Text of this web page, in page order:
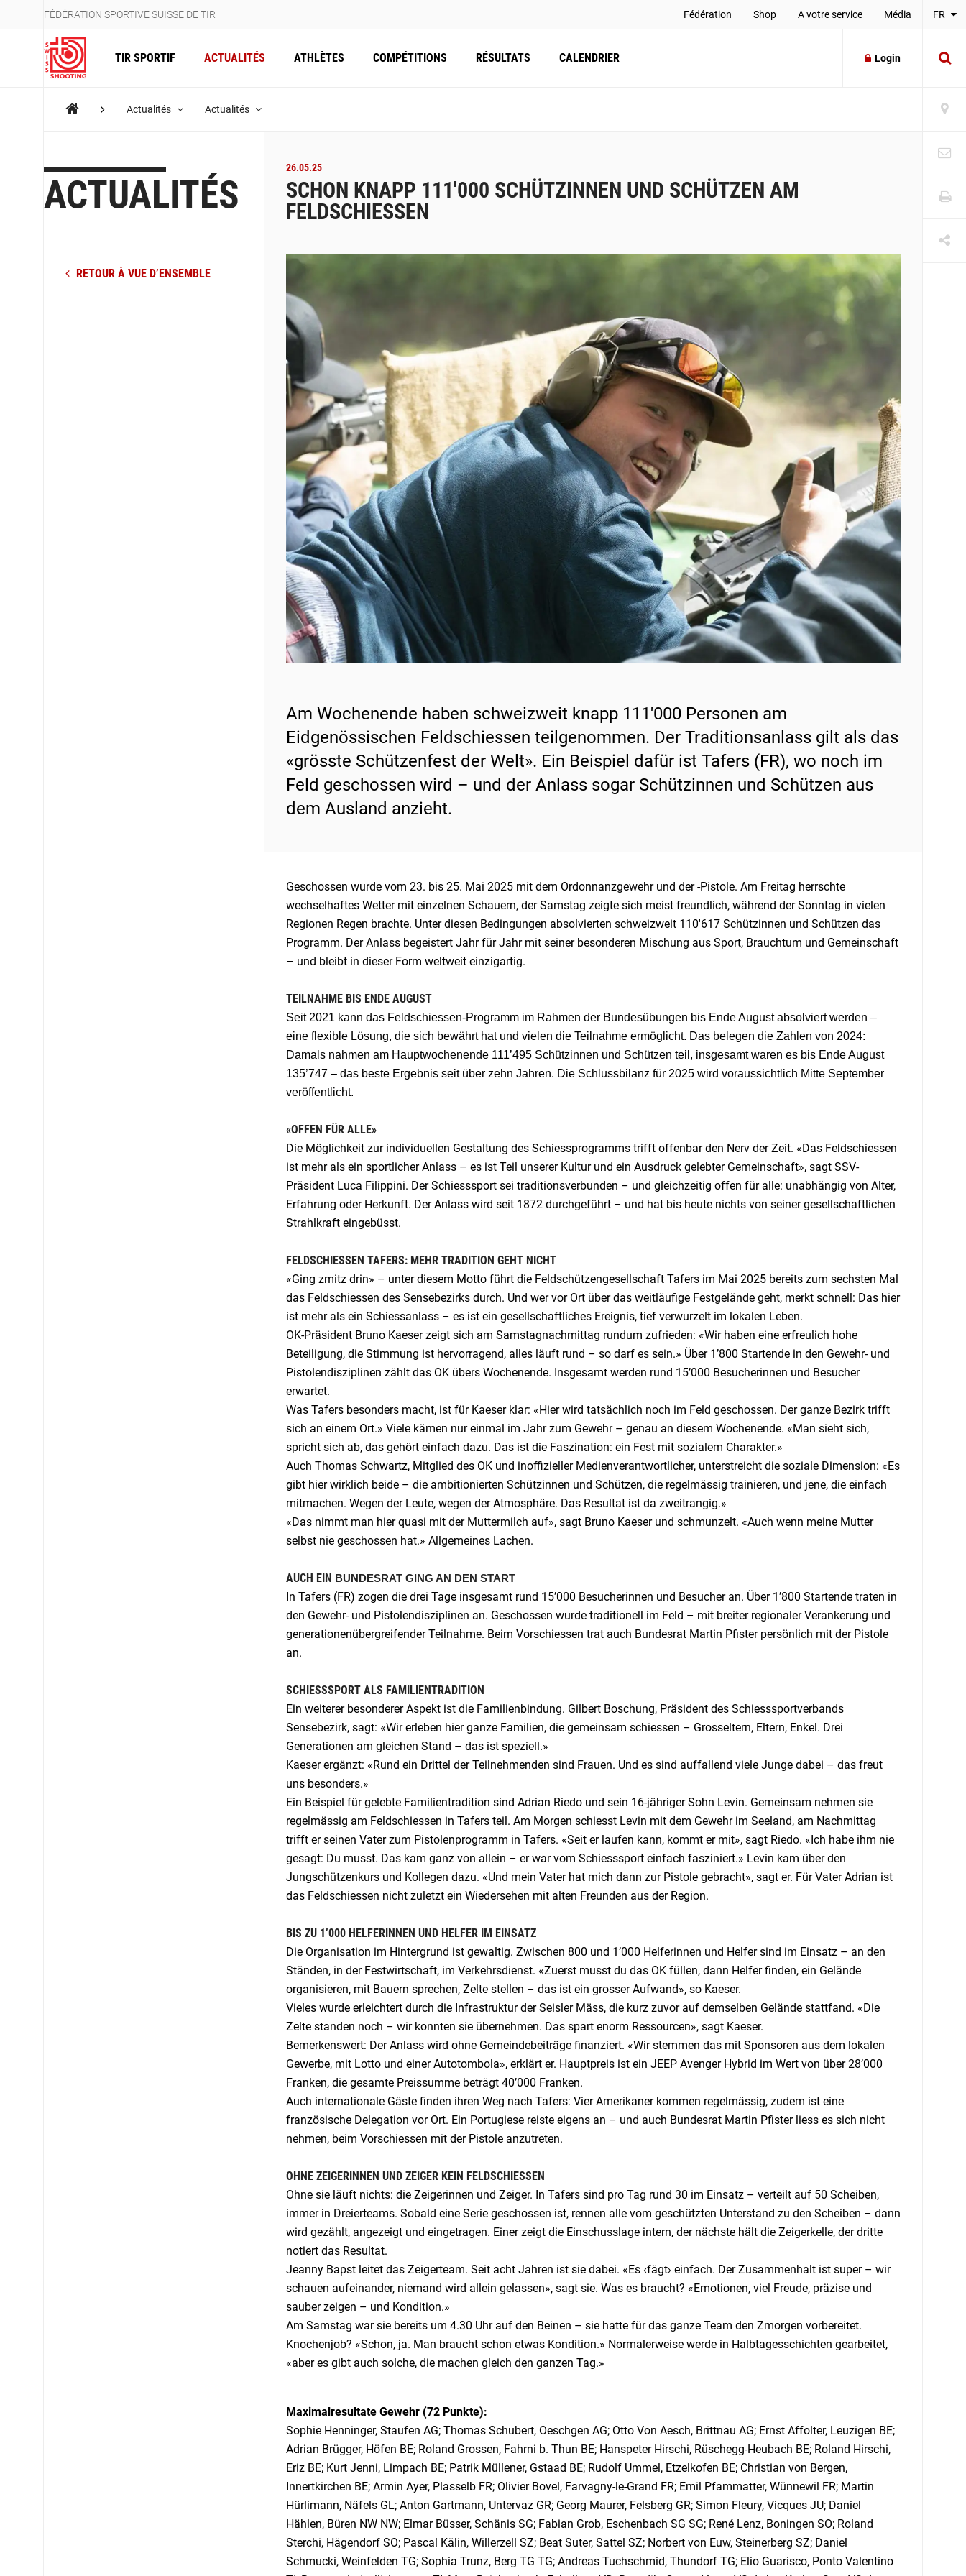
FÉDÉRATION SPORTIVE SUISSE DE TIR Fédération Shop A votre service Média FR
TIR SPORTIF ACTUALITÉS ATHLÈTES COMPÉTITIONS RÉSULTATS CALENDRIER Login
Actualités Actualités
ACTUALITÉS
RETOUR À VUE D’ENSEMBLE
26.05.25
SCHON KNAPP 111'000 SCHÜTZINNEN UND SCHÜTZEN AM
FELDSCHIESSEN
Am Wochenende haben schweizweit knapp 111'000 Personen am
Eidgenössischen Feldschiessen teilgenommen. Der Traditionsanlass gilt als das
«grösste Schützenfest der Welt». Ein Beispiel dafür ist Tafers (FR), wo noch im
Feld geschossen wird – und der Anlass sogar Schützinnen und Schützen aus
dem Ausland anzieht.
Geschossen wurde vom 23. bis 25. Mai 2025 mit dem Ordonnanzgewehr und der -Pistole. Am Freitag herrschte
wechselhaftes Wetter mit einzelnen Schauern, der Samstag zeigte sich meist freundlich, während der Sonntag in vielen
Regionen Regen brachte. Unter diesen Bedingungen absolvierten schweizweit 110'617 Schützinnen und Schützen das
Programm. Der Anlass begeistert Jahr für Jahr mit seiner besonderen Mischung aus Sport, Brauchtum und Gemeinschaft
– und bleibt in dieser Form weltweit einzigartig.
TEILNAHME BIS ENDE AUGUST
Seit 2021 kann das Feldschiessen-Programm im Rahmen der Bundesübungen bis Ende August absolviert werden –
eine flexible Lösung, die sich bewährt hat und vielen die Teilnahme ermöglicht. Das belegen die Zahlen von 2024:
Damals nahmen am Hauptwochenende 111’495 Schützinnen und Schützen teil, insgesamt waren es bis Ende August
135’747 – das beste Ergebnis seit über zehn Jahren. Die Schlussbilanz für 2025 wird voraussichtlich Mitte September
veröffentlicht.
«OFFEN FÜR ALLE»
Die Möglichkeit zur individuellen Gestaltung des Schiessprogramms trifft offenbar den Nerv der Zeit. «Das Feldschiessen
ist mehr als ein sportlicher Anlass – es ist Teil unserer Kultur und ein Ausdruck gelebter Gemeinschaft», sagt SSV-
Präsident Luca Filippini. Der Schiesssport sei traditionsverbunden – und gleichzeitig offen für alle: unabhängig von Alter,
Erfahrung oder Herkunft. Der Anlass wird seit 1872 durchgeführt – und hat bis heute nichts von seiner gesellschaftlichen
Strahlkraft eingebüsst.
FELDSCHIESSEN TAFERS: MEHR TRADITION GEHT NICHT
«Ging zmitz drin» – unter diesem Motto führt die Feldschützengesellschaft Tafers im Mai 2025 bereits zum sechsten Mal
das Feldschiessen des Sensebezirks durch. Und wer vor Ort über das weitläufige Festgelände geht, merkt schnell: Das hier
ist mehr als ein Schiessanlass – es ist ein gesellschaftliches Ereignis, tief verwurzelt im lokalen Leben.
OK-Präsident Bruno Kaeser zeigt sich am Samstagnachmittag rundum zufrieden: «Wir haben eine erfreulich hohe
Beteiligung, die Stimmung ist hervorragend, alles läuft rund – so darf es sein.» Über 1’800 Startende in den Gewehr- und
Pistolendisziplinen zählt das OK übers Wochenende. Insgesamt werden rund 15’000 Besucherinnen und Besucher
erwartet.
Was Tafers besonders macht, ist für Kaeser klar: «Hier wird tatsächlich noch im Feld geschossen. Der ganze Bezirk trifft
sich an einem Ort.» Viele kämen nur einmal im Jahr zum Gewehr – genau an diesem Wochenende. «Man sieht sich,
spricht sich ab, das gehört einfach dazu. Das ist die Faszination: ein Fest mit sozialem Charakter.»
Auch Thomas Schwartz, Mitglied des OK und inoffizieller Medienverantwortlicher, unterstreicht die soziale Dimension: «Es
gibt hier wirklich beide – die ambitionierten Schützinnen und Schützen, die regelmässig trainieren, und jene, die einfach
mitmachen. Wegen der Leute, wegen der Atmosphäre. Das Resultat ist da zweitrangig.»
«Das nimmt man hier quasi mit der Muttermilch auf», sagt Bruno Kaeser und schmunzelt. «Auch wenn meine Mutter
selbst nie geschossen hat.» Allgemeines Lachen.
AUCH EIN BUNDESRAT GING AN DEN START
In Tafers (FR) zogen die drei Tage insgesamt rund 15’000 Besucherinnen und Besucher an. Über 1’800 Startende traten in
den Gewehr- und Pistolendisziplinen an. Geschossen wurde traditionell im Feld – mit breiter regionaler Verankerung und
generationenübergreifender Teilnahme. Beim Vorschiessen trat auch Bundesrat Martin Pfister persönlich mit der Pistole
an.
SCHIESSSPORT ALS FAMILIENTRADITION
Ein weiterer besonderer Aspekt ist die Familienbindung. Gilbert Boschung, Präsident des Schiesssportverbands
Sensebezirk, sagt: «Wir erleben hier ganze Familien, die gemeinsam schiessen – Grosseltern, Eltern, Enkel. Drei
Generationen am gleichen Stand – das ist speziell.»
Kaeser ergänzt: «Rund ein Drittel der Teilnehmenden sind Frauen. Und es sind auffallend viele Junge dabei – das freut
uns besonders.»
Ein Beispiel für gelebte Familientradition sind Adrian Riedo und sein 16-jähriger Sohn Levin. Gemeinsam nehmen sie
regelmässig am Feldschiessen in Tafers teil. Am Morgen schiesst Levin mit dem Gewehr im Seeland, am Nachmittag
trifft er seinen Vater zum Pistolenprogramm in Tafers. «Seit er laufen kann, kommt er mit», sagt Riedo. «Ich habe ihm nie
gesagt: Du musst. Das kam ganz von allein – er war vom Schiesssport einfach fasziniert.» Levin kam über den
Jungschützenkurs und Kollegen dazu. «Und mein Vater hat mich dann zur Pistole gebracht», sagt er. Für Vater Adrian ist
das Feldschiessen nicht zuletzt ein Wiedersehen mit alten Freunden aus der Region.
BIS ZU 1’000 HELFERINNEN UND HELFER IM EINSATZ
Die Organisation im Hintergrund ist gewaltig. Zwischen 800 und 1’000 Helferinnen und Helfer sind im Einsatz – an den
Ständen, in der Festwirtschaft, im Verkehrsdienst. «Zuerst musst du das OK füllen, dann Helfer finden, ein Gelände
organisieren, mit Bauern sprechen, Zelte stellen – das ist ein grosser Aufwand», so Kaeser.
Vieles wurde erleichtert durch die Infrastruktur der Seisler Mäss, die kurz zuvor auf demselben Gelände stattfand. «Die
Zelte standen noch – wir konnten sie übernehmen. Das spart enorm Ressourcen», sagt Kaeser.
Bemerkenswert: Der Anlass wird ohne Gemeindebeiträge finanziert. «Wir stemmen das mit Sponsoren aus dem lokalen
Gewerbe, mit Lotto und einer Autotombola», erklärt er. Hauptpreis ist ein JEEP Avenger Hybrid im Wert von über 28’000
Franken, die gesamte Preissumme beträgt 40’000 Franken.
Auch internationale Gäste finden ihren Weg nach Tafers: Vier Amerikaner kommen regelmässig, zudem ist eine
französische Delegation vor Ort. Ein Portugiese reiste eigens an – und auch Bundesrat Martin Pfister liess es sich nicht
nehmen, beim Vorschiessen mit der Pistole anzutreten.
OHNE ZEIGERINNEN UND ZEIGER KEIN FELDSCHIESSEN
Ohne sie läuft nichts: die Zeigerinnen und Zeiger. In Tafers sind pro Tag rund 30 im Einsatz – verteilt auf 50 Scheiben,
immer in Dreierteams. Sobald eine Serie geschossen ist, rennen alle vom geschützten Unterstand zu den Scheiben – dann
wird gezählt, angezeigt und eingetragen. Einer zeigt die Einschusslage intern, der nächste hält die Zeigerkelle, der dritte
notiert das Resultat.
Jeanny Bapst leitet das Zeigerteam. Seit acht Jahren ist sie dabei. «Es ‹fägt› einfach. Der Zusammenhalt ist super – wir
schauen aufeinander, niemand wird allein gelassen», sagt sie. Was es braucht? «Emotionen, viel Freude, präzise und
sauber zeigen – und Kondition.»
Am Samstag war sie bereits um 4.30 Uhr auf den Beinen – sie hatte für das ganze Team den Zmorgen vorbereitet.
Knochenjob? «Schon, ja. Man braucht schon etwas Kondition.» Normalerweise werde in Halbtagesschichten gearbeitet,
«aber es gibt auch solche, die machen gleich den ganzen Tag.»
Maximalresultate Gewehr (72 Punkte):
Sophie Henninger, Staufen AG; Thomas Schubert, Oeschgen AG; Otto Von Aesch, Brittnau AG; Ernst Affolter, Leuzigen BE;
Adrian Brügger, Höfen BE; Roland Grossen, Fahrni b. Thun BE; Hanspeter Hirschi, Rüschegg-Heubach BE; Roland Hirschi,
Eriz BE; Kurt Jenni, Limpach BE; Patrik Müllener, Gstaad BE; Rudolf Ummel, Etzelkofen BE; Christian von Bergen,
Innertkirchen BE; Armin Ayer, Plasselb FR; Olivier Bovel, Farvagny-le-Grand FR; Emil Pfammatter, Wünnewil FR; Martin
Hürlimann, Näfels GL; Anton Gartmann, Untervaz GR; Georg Maurer, Felsberg GR; Simon Fleury, Vicques JU; Daniel
Hählen, Büren NW NW; Elmar Büsser, Schänis SG; Fabian Grob, Eschenbach SG SG; René Lenz, Boningen SO; Roland
Sterchi, Hägendorf SO; Pascal Kälin, Willerzell SZ; Beat Suter, Sattel SZ; Norbert von Euw, Steinerberg SZ; Daniel
Schmucki, Weinfelden TG; Sophia Trunz, Berg TG TG; Andreas Tuchschmid, Thundorf TG; Elio Guarisco, Ponto Valentino